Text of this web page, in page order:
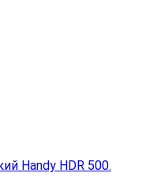
Handy HDR 500.